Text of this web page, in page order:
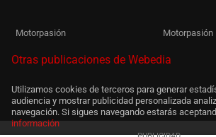
Motorpasión Motorpasión
Otras publicaciones de Webedia
Utilizamos cookies de terceros para generar
audiencia y mostrar publicidad personalizada
navegación. Si sigues navegando estarás
información